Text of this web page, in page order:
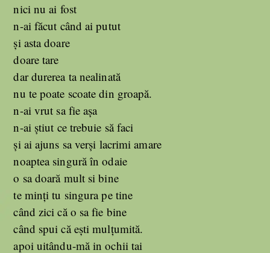
nici nu ai fost
n-ai făcut când ai putut
și asta doare
doare tare
dar durerea ta nealinată
nu te poate scoate din groapă.
n-ai vrut sa fie așa
n-ai știut ce trebuie să faci
și ai ajuns sa verși lacrimi amare
noaptea singură în odaie
o sa doară mult si bine
te minți tu singura pe tine
când zici că o sa fie bine
când spui că ești mulțumită.
apoi uitându-mă in ochii tai